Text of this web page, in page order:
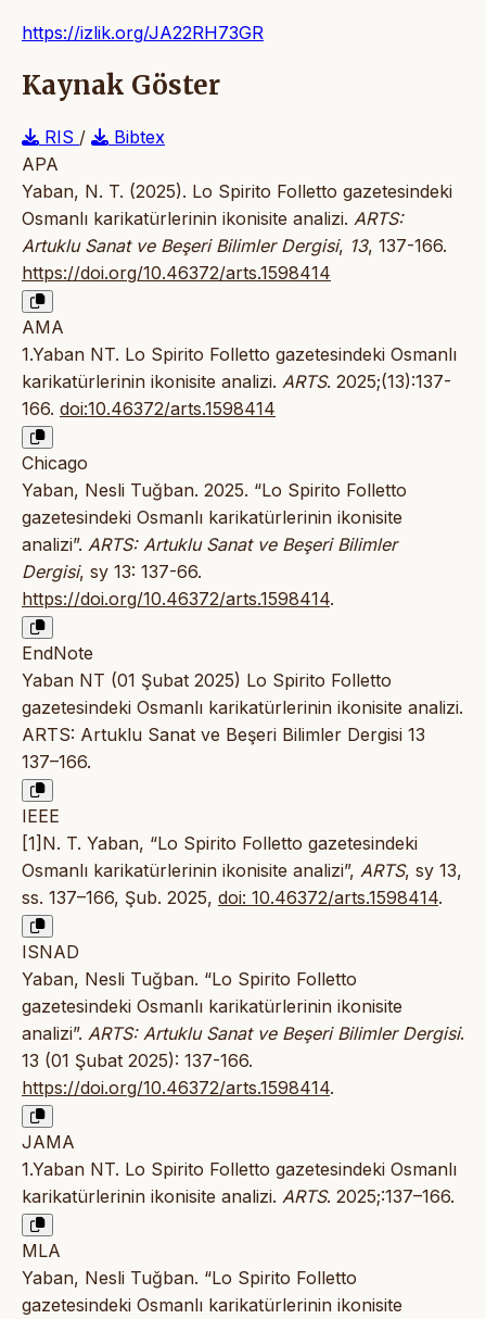
https://izlik.org/JA22RH73GR
Kaynak Göster
RIS /
Bibtex
APA
Yaban, N. T. (2025). Lo Spirito Folletto gazetesindeki
Osmanlı karikatürlerinin ikonisite analizi. ARTS:
Artuklu Sanat ve Beşeri Bilimler Dergisi, 13, 137-166.
https://doi.org/10.46372/arts.1598414
AMA
1.Yaban NT. Lo Spirito Folletto gazetesindeki Osmanlı
karikatürlerinin ikonisite analizi. ARTS. 2025;(13):137-
166. doi:10.46372/arts.1598414
Chicago
Yaban, Nesli Tuğban. 2025. “Lo Spirito Folletto
gazetesindeki Osmanlı karikatürlerinin ikonisite
analizi”. ARTS: Artuklu Sanat ve Beşeri Bilimler
Dergisi, sy 13: 137-66.
https://doi.org/10.46372/arts.1598414.
EndNote
Yaban NT (01 Şubat 2025) Lo Spirito Folletto
gazetesindeki Osmanlı karikatürlerinin ikonisite analizi.
ARTS: Artuklu Sanat ve Beşeri Bilimler Dergisi 13
137–166.
IEEE
[1]N. T. Yaban, “Lo Spirito Folletto gazetesindeki
Osmanlı karikatürlerinin ikonisite analizi”, ARTS, sy 13,
ss. 137–166, Şub. 2025, doi: 10.46372/arts.1598414.
ISNAD
Yaban, Nesli Tuğban. “Lo Spirito Folletto
gazetesindeki Osmanlı karikatürlerinin ikonisite
analizi”. ARTS: Artuklu Sanat ve Beşeri Bilimler Dergisi.
13 (01 Şubat 2025): 137-166.
https://doi.org/10.46372/arts.1598414.
JAMA
1.Yaban NT. Lo Spirito Folletto gazetesindeki Osmanlı
karikatürlerinin ikonisite analizi. ARTS. 2025;:137–166.
MLA
Yaban, Nesli Tuğban. “Lo Spirito Folletto
gazetesindeki Osmanlı karikatürlerinin ikonisite